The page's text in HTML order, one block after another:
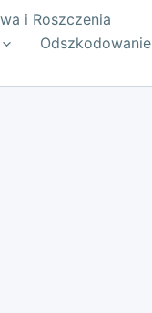
i Roszczenia
Odszkodowanie